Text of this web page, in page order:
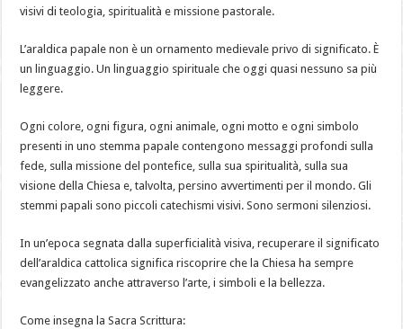
visivi di teologia, spiritualità e missione pastorale.
L’araldica papale non è un ornamento medievale privo di significato. È
un linguaggio. Un linguaggio spirituale che oggi quasi nessuno sa più
leggere.
Ogni colore, ogni figura, ogni animale, ogni motto e ogni simbolo
presenti in uno stemma papale contengono messaggi profondi sulla
fede, sulla missione del pontefice, sulla sua spiritualità, sulla sua
visione della Chiesa e, talvolta, persino avvertimenti per il mondo. Gli
stemmi papali sono piccoli catechismi visivi. Sono sermoni silenziosi.
In un’epoca segnata dalla superficialità visiva, recuperare il significato
dell’araldica cattolica significa riscoprire che la Chiesa ha sempre
evangelizzato anche attraverso l’arte, i simboli e la bellezza.
Come insegna la Sacra Scrittura: